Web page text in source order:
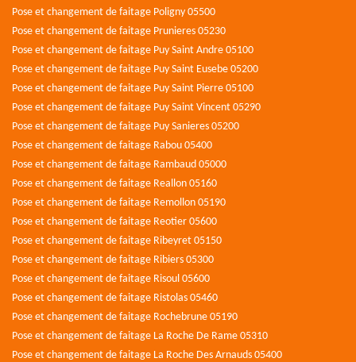
Pose et changement de faitage Poligny 05500
Pose et changement de faitage Prunieres 05230
Pose et changement de faitage Puy Saint Andre 05100
Pose et changement de faitage Puy Saint Eusebe 05200
Pose et changement de faitage Puy Saint Pierre 05100
Pose et changement de faitage Puy Saint Vincent 05290
Pose et changement de faitage Puy Sanieres 05200
Pose et changement de faitage Rabou 05400
Pose et changement de faitage Rambaud 05000
Pose et changement de faitage Reallon 05160
Pose et changement de faitage Remollon 05190
Pose et changement de faitage Reotier 05600
Pose et changement de faitage Ribeyret 05150
Pose et changement de faitage Ribiers 05300
Pose et changement de faitage Risoul 05600
Pose et changement de faitage Ristolas 05460
Pose et changement de faitage Rochebrune 05190
Pose et changement de faitage La Roche De Rame 05310
Pose et changement de faitage La Roche Des Arnauds 05400